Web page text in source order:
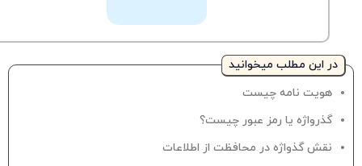
در این مطلب میخوانید
هویت نامه چیست
گذرواژه یا رمز عبور چیست؟
نقش گذواژه در محافظت از اطلاعات